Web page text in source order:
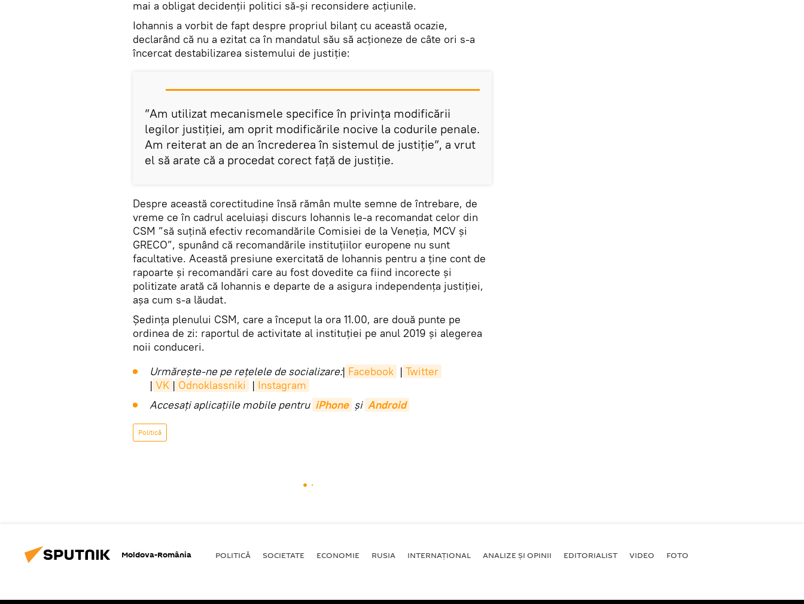
mai a obligat decidenții politici să-și reconsidere acțiunile.
Iohannis a vorbit de fapt despre propriul bilanț cu această ocazie,
declarând că nu a ezitat ca în mandatul său să acționeze de câte ori s-a
încercat destabilizarea sistemului de justiție:
”Am utilizat mecanismele specifice în privința modificării
legilor justiției, am oprit modificările nocive la codurile penale.
Am reiterat an de an încrederea în sistemul de justiție”, a vrut
el să arate că a procedat corect față de justiție.
Despre această corectitudine însă rămân multe semne de întrebare, de
vreme ce în cadrul aceluiași discurs Iohannis le-a recomandat celor din
CSM ”să suțină efectiv recomandările Comisiei de la Veneția, MCV și
GRECO”, spunând că recomandările instituțiilor europene nu sunt
facultative. Această presiune exercitată de Iohannis pentru a ține cont de
rapoarte și recomandări care au fost dovedite ca fiind incorecte și
politizate arată că Iohannis e departe de a asigura independența justiției,
așa cum s-a lăudat.
Ședința plenului CSM, care a început la ora 11.00, are două punte pe
ordinea de zi: raportul de activitate al instituției pe anul 2019 și alegerea
noii conduceri.
Urmărește-ne pe rețelele de socializare:| Facebook | Twitter
| VK | Odnoklassniki | Instagram
Accesaţi aplicaţiile mobile pentru iPhone și Android
Politică
Moldova-România POLITICĂ SOCIETATE ECONOMIE RUSIA INTERNAŢIONAL ANALIZE ȘI OPINII EDITORIALIST VIDEO FOTO